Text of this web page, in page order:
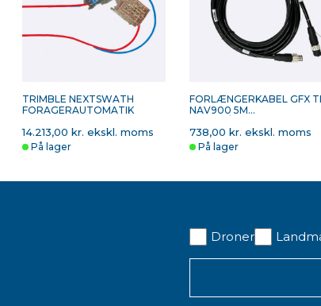
TRIMBLE NEXTSWATH
FORAGERAUTOMATIK
14.213,00 kr. ekskl. moms
På lager
FORLÆNGERKABEL GFX
NAV900 5M
738,00 kr. ekskl. moms
På lager
Droner